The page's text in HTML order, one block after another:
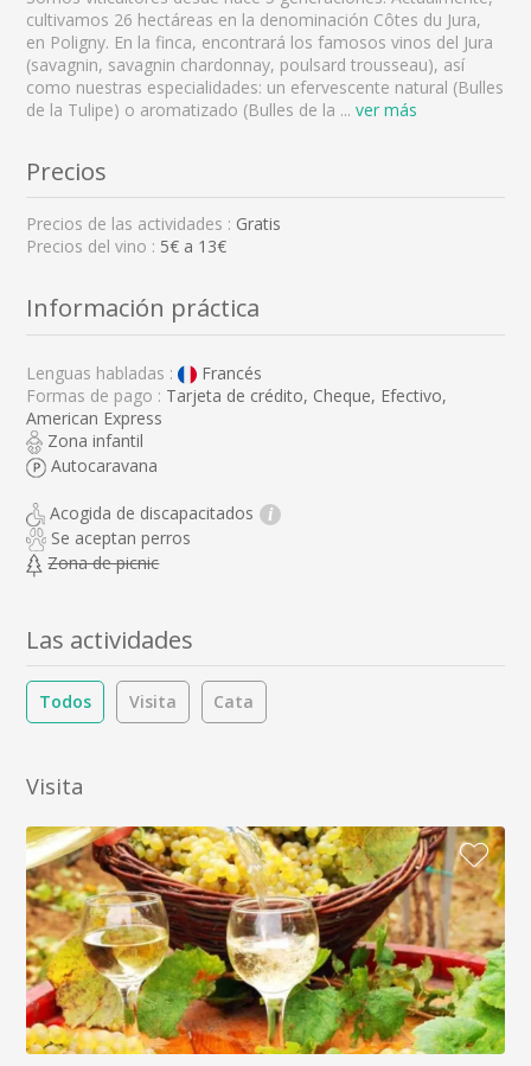
cultivamos 26 hectáreas en la denominación Côtes du Jura,
en Poligny. En la finca, encontrará los famosos vinos del Jura
(savagnin, savagnin chardonnay, poulsard trousseau), así
como nuestras especialidades: un efervescente natural (Bulles
de la Tulipe) o aromatizado (Bulles de la ... ver más
Precios
Precios de las actividades : Gratis
Precios del vino : 5€ a 13€
Información práctica
Lenguas habladas :
Francés
Formas de pago : Tarjeta de crédito, Cheque, Efectivo,
American Express
Zona infantil
Autocaravana
Acogida de discapacitados i
Se aceptan perros
Zona de picnic
Las actividades
Todos Visita Cata
Visita